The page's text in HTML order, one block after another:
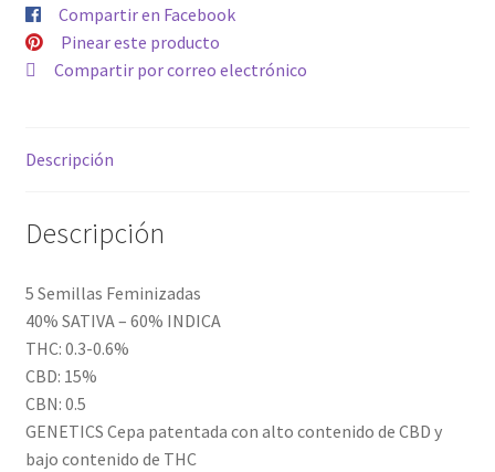
Compartir en Facebook
Pinear este producto
Compartir por correo electrónico
Descripción
Descripción
5 Semillas Feminizadas
40% SATIVA – 60% INDICA
THC: 0.3-0.6%
CBD: 15%
CBN: 0.5
GENETICS Cepa patentada con alto contenido de CBD y
bajo contenido de THC